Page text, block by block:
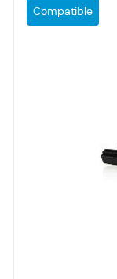
Compatible